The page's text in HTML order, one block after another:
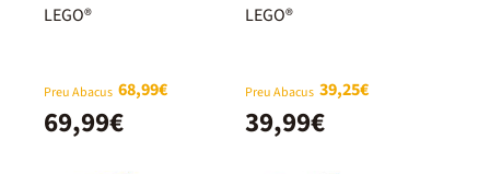
LEGO®
Preu Abacus 68,99€
69,99€
LEGO®
Preu Abacus 39,25€
39,99€